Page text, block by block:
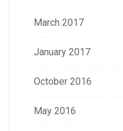
March 2017
January 2017
October 2016
May 2016